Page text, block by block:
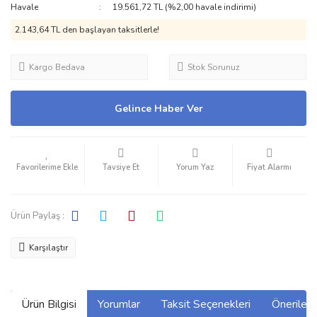
Havale
19.561,72 TL (%2,00 havale indirimi)
2.143,64 TL den başlayan taksitlerle!
Kargo Bedava Stok Sorunuz
Gelince Haber Ver
Tavsiye Et Yorum Yaz Fiyat Alarmı
Ürün Paylaş :
Karşılaştır
Ürün Bilgisi Yorumlar Taksit Seçenekleri